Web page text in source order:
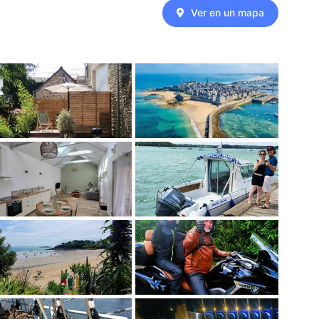
Ver en un mapa